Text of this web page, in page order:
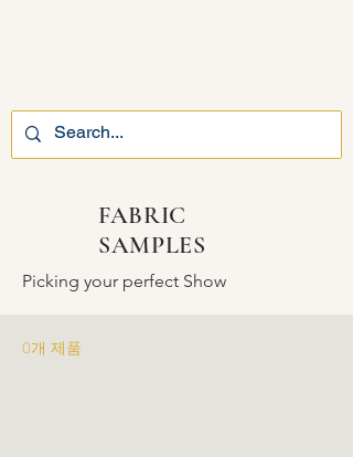
FABRIC
SAMPLES
Picking your perfect Show
0개 제품